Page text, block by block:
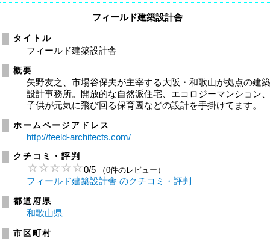
フィールド建築設計舎
タイトル
フィールド建築設計舎
概要
矢野友之、市場谷保夫が主宰する大阪・和歌山が拠点の建
設計事務所。開放的な自然派住宅、エコロジーマンション
子供が元気に飛び回る保育園などの設計を手掛けてます。
ホームページアドレス
http://feeld-architects.com/
クチコミ・評判
0/5 （0件のレビュー）
フィールド建築設計舎 のクチコミ・評判
都道府県
和歌山県
市区町村